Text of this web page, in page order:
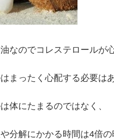
なのでコレステロールが
まったく心配する必要は
体にたまるのではなく、
分解にかかる時間は4倍の